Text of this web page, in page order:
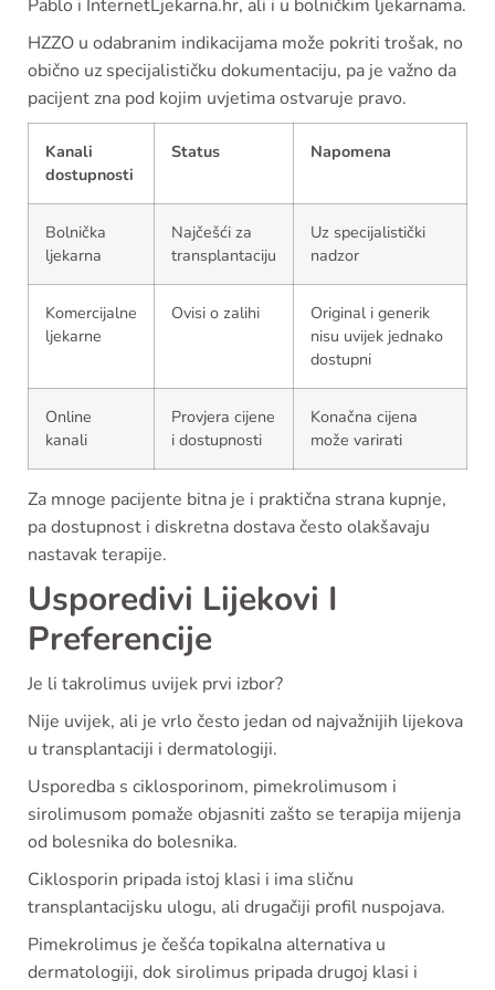
Pablo i InternetLjekarna.hr, ali i u bolničkim ljekarnama.
HZZO u odabranim indikacijama može pokriti trošak, no
obično uz specijalističku dokumentaciju, pa je važno da
pacijent zna pod kojim uvjetima ostvaruje pravo.
Kanali
dostupnosti
Status Napomena
Bolnička
ljekarna
Najčešći za
transplantaciju
Uz specijalistički
nadzor
Komercijalne
ljekarne
Ovisi o zalihi
Original i generik
nisu uvijek jednako
dostupni
Online
kanali
Provjera cijene
i dostupnosti
Konačna cijena
može varirati
Za mnoge pacijente bitna je i praktična strana kupnje,
pa dostupnost i diskretna dostava često olakšavaju
nastavak terapije.
Usporedivi Lijekovi I
Preferencije
Je li takrolimus uvijek prvi izbor?
Nije uvijek, ali je vrlo često jedan od najvažnijih lijekova
u transplantaciji i dermatologiji.
Usporedba s ciklosporinom, pimekrolimusom i
sirolimusom pomaže objasniti zašto se terapija mijenja
od bolesnika do bolesnika.
Ciklosporin pripada istoj klasi i ima sličnu
transplantacijsku ulogu, ali drugačiji profil nuspojava.
Pimekrolimus je češća topikalna alternativa u
dermatologiji, dok sirolimus pripada drugoj klasi i